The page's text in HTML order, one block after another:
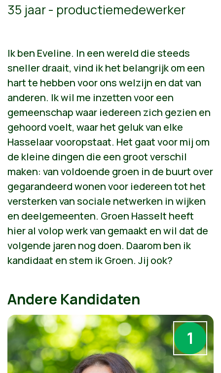
35 jaar - productiemedewerker
Ik ben Eveline. In een wereld die steeds
sneller draait, vind ik het belangrijk om een
hart te hebben voor ons welzijn en dat van
anderen. Ik wil me inzetten voor een
gemeenschap waar iedereen zich gezien en
gehoord voelt, waar het geluk van elke
Hasselaar vooropstaat. Het gaat voor mij om
de kleine dingen die een groot verschil
maken: van voldoende groen in de buurt over
gegarandeerd wonen voor iedereen tot het
versterken van sociale netwerken in wijken
en deelgemeenten. Groen Hasselt heeft
hier al volop werk van gemaakt en wil dat de
volgende jaren nog doen. Daarom ben ik
kandidaat en stem ik Groen. Jij ook?
Andere Kandidaten
1